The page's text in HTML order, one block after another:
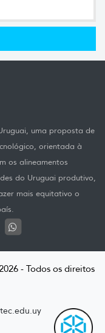
uma proposta de
orientada à
os alineamentos
do Uruguai produtivo,
mais equitativo o
- Todos os direitos